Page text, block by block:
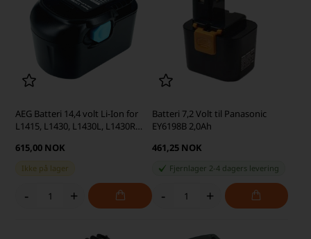
AEG Batteri 14,4 volt Li-Ion for
L1415, L1430, L1430L, L1430R
615,00 NOK
Ikke på lager
- +
Batteri 7,2 Volt til Panasonic
EY6198B 2,0Ah
461,25 NOK
Fjernlager 2-4 dagers levering
- +